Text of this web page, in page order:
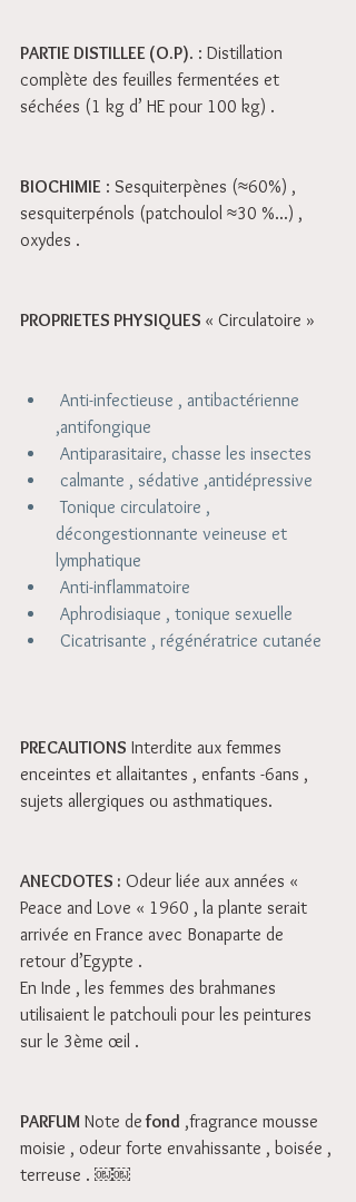
PARTIE DISTILLEE (O.P). : Distillation
complète des feuilles fermentées et
séchées (1 kg d’ HE pour 100 kg) .
BIOCHIMIE : Sesquiterpènes (≈60%) ,
sesquiterpénols (patchoulol ≈30 %...) ,
oxydes .
PROPRIETES PHYSIQUES « Circulatoire »
,antifongique
Antiparasitaire, chasse les insectes
calmante , sédative ,antidépressive
Tonique circulatoire ,
décongestionnante veineuse et
lymphatique
Anti-inflammatoire
Aphrodisiaque , tonique sexuelle
Cicatrisante , régénératrice cutanée
PRECAUTIONS Interdite aux femmes
enceintes et allaitantes , enfants -6ans ,
sujets allergiques ou asthmatiques.
ANECDOTES : Odeur liée aux années «
Peace and Love « 1960 , la plante serait
arrivée en France avec Bonaparte de
retour d’Egypte .
En Inde , les femmes des brahmanes
utilisaient le patchouli pour les peintures
sur le 3ème œil .
PARFUM Note de fond ,fragrance mousse
moisie , odeur forte envahissante , boisée ,
terreuse . ￼￼